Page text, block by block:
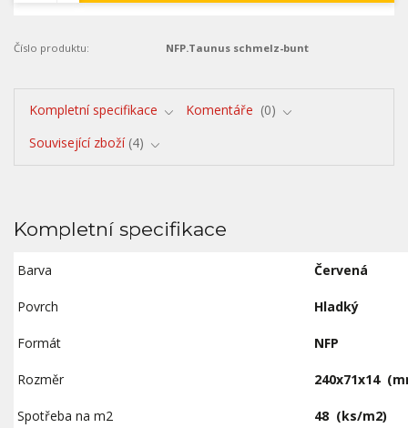
Číslo produktu: NFP.Taunus schmelz-bunt
Kompletní specifikace Komentáře
0
Související zboží 4
Kompletní specifikace
Barva Červená
Povrch Hladký
Formát NFP
Rozměr 240x71x14
Spotřeba na m2 48 (ks/m2)